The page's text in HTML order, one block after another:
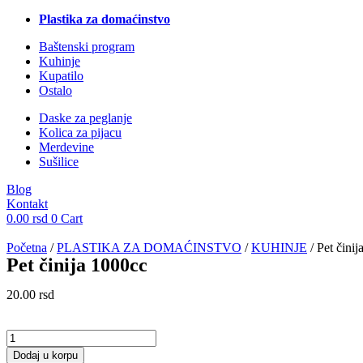
Plastika za domaćinstvo
Baštenski program
Kuhinje
Kupatilo
Ostalo
Daske za peglanje
Kolica za pijacu
Merdevine
Sušilice
Blog
Kontakt
0.00 rsd 0 Cart
Početna /PLASTIKA ZA DOMAĆINSTVO /KUHINJE / Pet
Pet činija 1000cc
20.00 rsd
Pet
činija
Dodaj u korpu